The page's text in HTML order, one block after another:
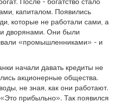
капиталом. Появились
которые не работали сами, а
дворянами. Они были
«промышленниками» - и
начали давать кредиты не
акционерные общества.
не зная, как они работают.
прибыльно». Так появился